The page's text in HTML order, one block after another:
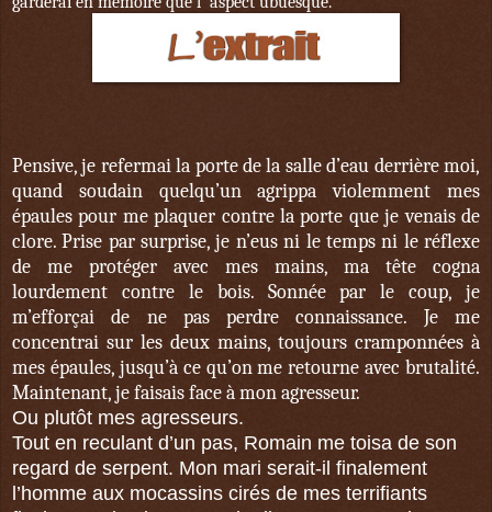
Pensive, je refermai la porte de la salle d’eau derrière moi,
quand soudain quelqu’un agrippa violemment mes
épaules pour me plaquer contre la porte que je venais de
clore. Prise par surprise, je n’eus ni le temps ni le réflexe
de me protéger avec mes mains, ma tête cogna
lourdement contre le bois. Sonnée par le coup, je
m’efforçai de ne pas perdre connaissance. Je me
concentrai sur les deux mains, toujours cramponnées à
mes épaules, jusqu’à ce qu’on me retourne avec brutalité.
Maintenant, je faisais face à mon agresseur.
Ou plutôt mes agresseurs.
Tout en reculant d’un pas, Romain me toisa de son
regard de serpent. Mon mari serait-il finalement
l’homme aux mocassins cirés de mes terrifiants